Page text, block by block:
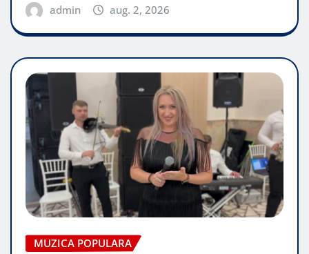
admin aug. 2, 2026
MUZICA POPULARA